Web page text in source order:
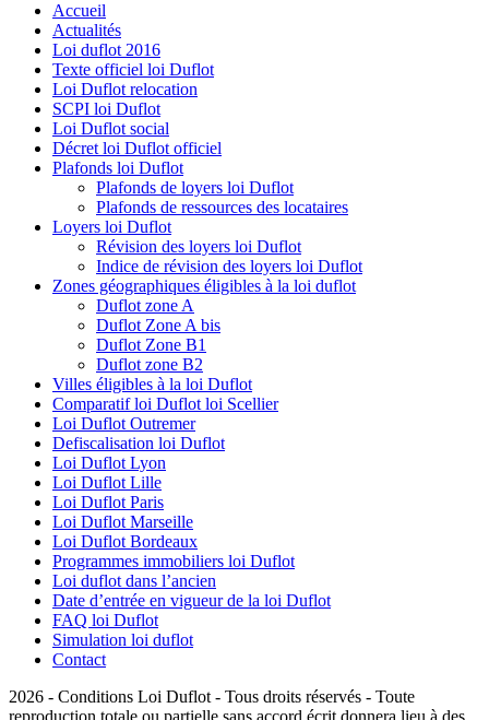
Accueil
Actualités
Loi duflot 2016
Texte officiel loi Duflot
Loi Duflot relocation
SCPI loi Duflot
Loi Duflot social
Décret loi Duflot officiel
Plafonds loi Duflot
Plafonds de loyers loi Duflot
Plafonds de ressources des locataires
Loyers loi Duflot
Révision des loyers loi Duflot
Indice de révision des loyers loi Duflot
Zones géographiques éligibles à la loi duflot
Duflot zone A
Duflot Zone A bis
Duflot Zone B1
Duflot zone B2
Villes éligibles à la loi Duflot
Comparatif loi Duflot loi Scellier
Loi Duflot Outremer
Defiscalisation loi Duflot
Loi Duflot Lyon
Loi Duflot Lille
Loi Duflot Paris
Loi Duflot Marseille
Loi Duflot Bordeaux
Programmes immobiliers loi Duflot
Loi duflot dans l’ancien
Date d’entrée en vigueur de la loi Duflot
FAQ loi Duflot
Simulation loi duflot
Contact
2026 - Conditions Loi Duflot - Tous droits réservés - Toute
reproduction totale ou partielle sans accord écrit donnera lieu à des